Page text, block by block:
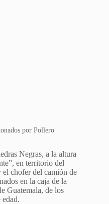
por Pollero
Negras, a la altura
en territorio del
chofer del camión de
en la caja de la
Guatemala, de los
edad.